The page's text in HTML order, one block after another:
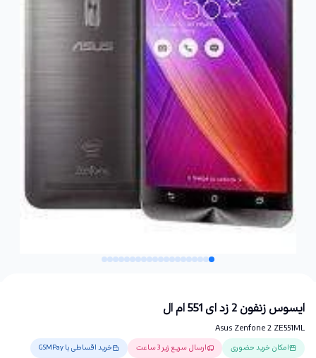
ایسوس زنفون 2 زد ای 551 ام ال
Asus Zenfone 2 ZE551ML
امکان خرید حضوری ارسال سریع زیر 3 ساعت خرید اقساطی با GSMPay